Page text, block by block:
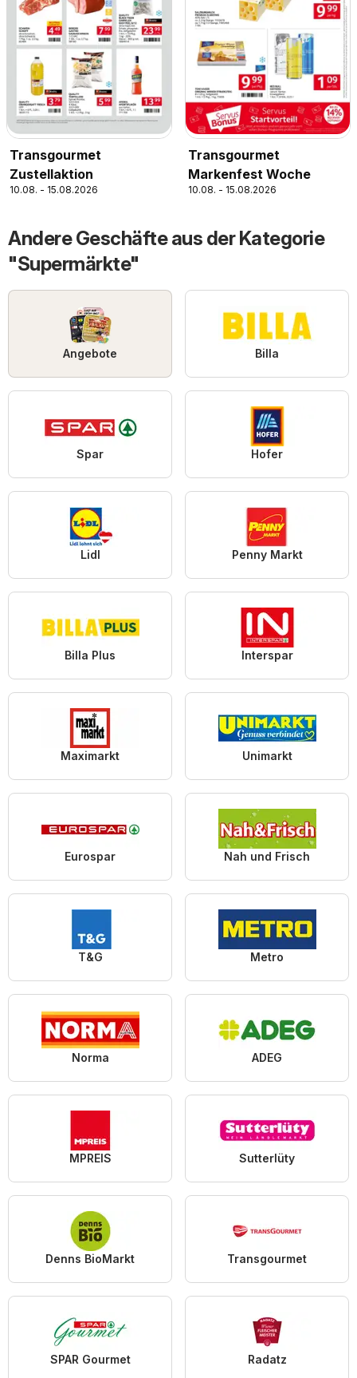
Transgourmet
Zustellaktion
10.08. - 15.08.2026
Transgourmet
Markenfest Woche
10.08. - 15.08.2026
Andere Geschäfte aus der Kategorie
"Supermärkte"
Angebote Billa
Spar Hofer
Lidl Penny Markt
Billa Plus Interspar
Maximarkt Unimarkt
Eurospar Nah und Frisch
T&G Metro
Norma ADEG
MPREIS Sutterlüty
Denns BioMarkt Transgourmet
SPAR Gourmet Radatz